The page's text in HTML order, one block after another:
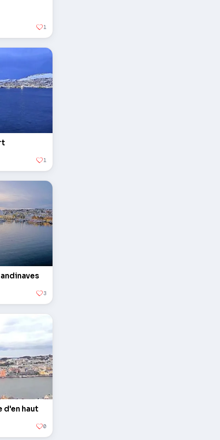
1
1
3
d'en haut
0